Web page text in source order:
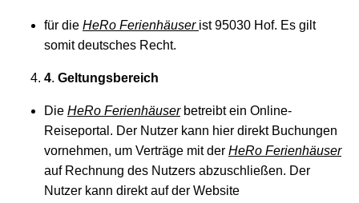
für die HeRo Ferienhäuser ist 95030 Hof. Es gilt
somit deutsches Recht.
4. Geltungsbereich
Die HeRo Ferienhäuserbetreibt ein Online-
Reiseportal. Der Nutzer kann hier direkt Buchungen
vornehmen, um Verträge mit der HeRo Ferienhäuser
auf Rechnung des Nutzers abzuschließen. Der
Nutzer kann direkt auf der Website